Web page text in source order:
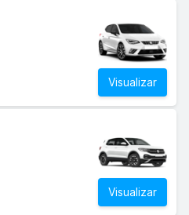
Visualizar
Visualizar